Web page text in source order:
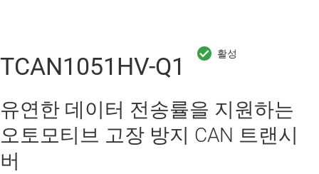
TCAN1051HV-Q1
유연한 데이터 전송률을 지원하는
오토모티브 고장 방지 CAN 트랜시
버